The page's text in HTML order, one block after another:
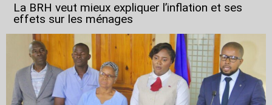
La BRH veut mieux expliquer l’inflation et ses
effets sur les ménages